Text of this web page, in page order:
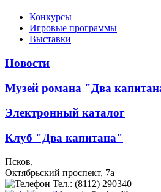
Конкурсы
Игровые программы
Выставки
Новости
Музей романа "Два
Электронный каталог
Клуб "Два капитана"
Псков,
Октябрьский проспект, 7a
Тел.: (8112) 290340